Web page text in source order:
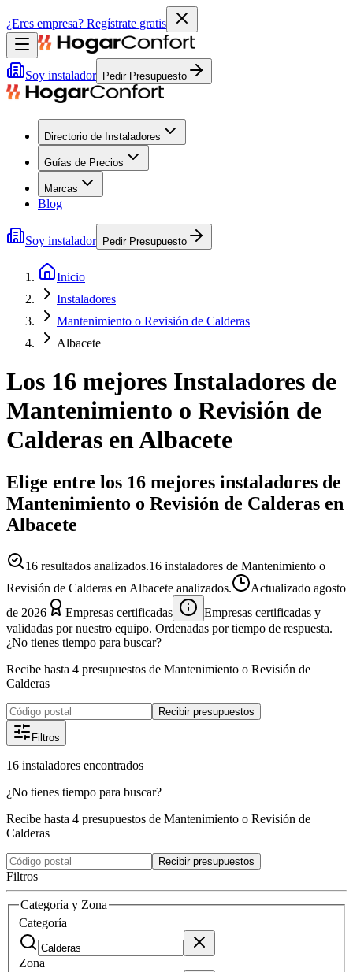
¿Eres empresa? Regístrate gratis
Soy instalador Pedir Presupuesto
Directorio de Instaladores
Guías de Precios
Marcas
Blog
Soy instalador Pedir Presupuesto
Inicio
Instaladores
Mantenimiento o Revisión de Calderas
Albacete
Los 16 mejores Instaladores de
Mantenimiento o Revisión de
Calderas enAlbacete
Elige entre los 16 mejores instaladores de
Mantenimiento o Revisión de Calderas en
Albacete
16 resultados analizados.16 instaladores de Mantenimiento o
Revisión de Calderas en Albacete analizados.
Actualizado agosto
de 2026
Empresas certificadas
Empresas certificadas y
validadas por nuestro equipo. Ordenadas por tiempo de respuesta.
¿No tienes tiempo para buscar?
Recibe hasta 4 presupuestos de Mantenimiento o Revisión de
Calderas
Recibir presupuestos
Filtros
16 instaladores encontrados
¿No tienes tiempo para buscar?
Recibe hasta 4 presupuestos de Mantenimiento o Revisión de
Calderas
Recibir presupuestos
Filtros
Categoría y Zona
Categoría
Zona